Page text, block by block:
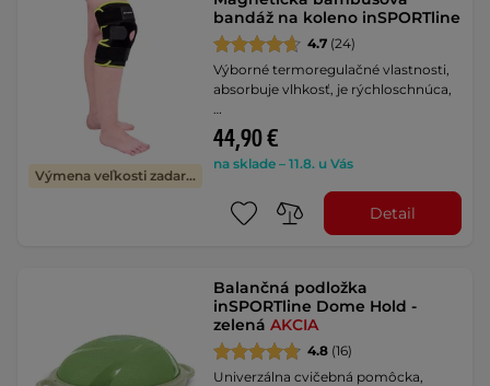
Výmena veľkosti zadarmo
bandáž na koleno inSPORTline
4.7 (24)
Výborné termoregulačné vlastnosti,
absorbuje vlhkosť, je rýchloschnúca,
…
44,90 €
na sklade – 11.8. u Vás
Detail
Balančná podložka
inSPORTline Dome Hold -
zelenáAKCIA
4.8 (16)
Univerzálna cvičebná pomôcka,